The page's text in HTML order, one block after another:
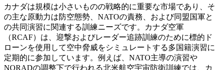
カナダは規模は小さいものの戦略的に重要な市場であり、そ
の主な原動力は防空態勢、NATOの責務、および同盟国軍と
の共同演習に関連する訓練ニーズです。カナダ空軍
（RCAF）は、迎撃およびレーダー追跡訓練のために標的ド
ローンを使用して空中脅威をシミュレートする多国籍演習に
定期的に参加しています。例えば、NATO主導の演習や
NORADの調整下で行われる北米航空宇宙防衛訓練では、カ